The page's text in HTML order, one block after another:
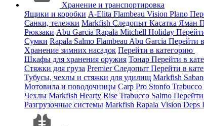
Хранение и транспортировка
Ящики и коробки A-Elita Flambeau Vision Plano
Санки, тележки Markfish Следопыт Касатка Яман
Рюкзаки Abu Garcia Rapala Mitchell Holiday
Сумки Rapala Salmo Flambeau Abu Garcia Перейти
Хранение зимних насадок Перейти в категорию
Шкафы для хранения оружия Тонар Перейти в
Стяжки для груза PremierСледопыт Перейти в
Тубусы, чехлы и стяжки для удилищ Markfish
Мотовила и поводочницы Carp Pro Stonfo Trabucco
Чехлы Markfish Hearty Rise Trabucco Salmo
Разгрузочные системы Markfish Rapala Vision Deps